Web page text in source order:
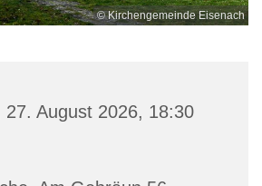
© Kirchengemeinde Eisenach
27. August 2026, 18:30